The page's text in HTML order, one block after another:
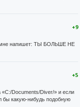
+9
мне напишет: ТЫ БОЛЬШЕ НЕ
+5
Documents/Diver/» и если
бы какую-нибудь подобную